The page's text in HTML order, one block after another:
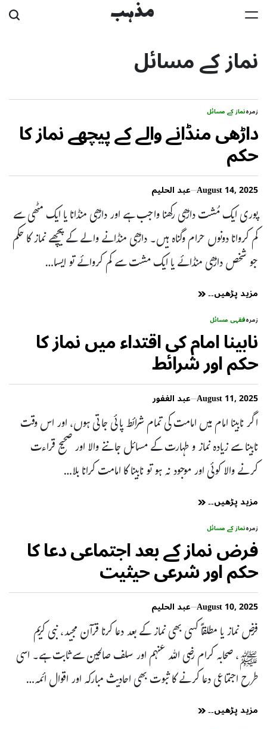
Skip
content
مذہب
نماز کے مسائل
زمرہنماز کے مسائل
داڑھی منڈانے والے کے پیچھے نماز کا
حکم
August 14, 2025 عبد الحلیم
پوری ایک مُشت داڑھی رکھنا واجب ہے اور داڑھی منڈانا یا ایک مٹھی سے
کم کروانا دونوں حرام وگناہ ہیں۔ داڑھی منڈانے والے کے پیچھے نماز کا حکم
جو شخص داڑھی منڈائے یا ایک مشت سے کم کروائے تو ایسا…
مزید پڑھیں۔۔
زمرہفقہی مسائل
نابینا امام کی اقتداء میں نماز کا
حکم اور شرائط
August 11, 2025 عبد الغفور
اگر نابینا امام میں امامت کی تمام شرائط پائی جاتی ہوں، اور اس وقت
نابینا سے زیادہ نماز و طہارت کے مسائل جاننے والا اور صحیح قراءت
کرنے والا کوئی اور موجود نہ ہو تو نابینا کا امامت کرانا بلا…
مزید پڑھیں۔۔
زمرہنماز کے مسائل
فرض نماز کے بعد اجتماعی دعا کا
حکم اور شرعی حیثیت
August 10, 2025 عبد الحلیم
فرض نماز یا مطلقاً کسی بھی نماز کے بعد دعا کرنا قرآن مجید، نبی کریم
ﷺ، صحابہ کرام رضی اللہ عنہم اور سلف صالحین سے ثابت ہے۔ اسی
طرح اجتماعی دعا کرنے کا ثبوت بھی احادیث مبارکہ اور اقوال ائمہ…
مزید پڑھیں۔۔